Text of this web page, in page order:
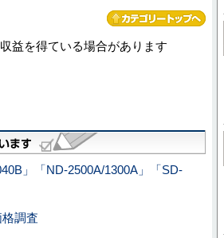
益を得ている場合があります
」「ND-2500A/1300A」「SD-
調査